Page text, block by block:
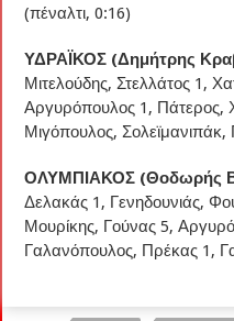
(πέναλτι, 0:16)
ΥΔΡΑΪΚΟΣ (Δημήτρης
Μιτελούδης, Στελλάτος 1,
Αργυρόπουλος 1,
Μιγόπουλος, Σολεϊμανιπάκ,
ΟΛΥΜΠΙΑΚΟΣ (Θοδωρής
Δελακάς 1, Γενηδουνιάς,
Μουρίκης, Γούνας 5,
Γαλανόπουλος, Πρέκας 1,